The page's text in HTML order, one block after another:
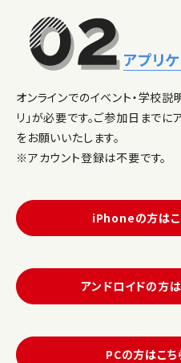
アプリ
オンラインでのイベント・学校
リ」が必要です。ご参加日まで
をお願いいたします。
※アカウント登録は不要です。
iPhoneの方はこ
アンドロイドの方
PCの方はこち